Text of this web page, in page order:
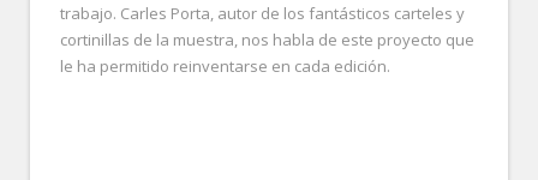
trabajo. Carles Porta, autor de los fantásticos carteles y
cortinillas de la muestra, nos habla de este proyecto que
le ha permitido reinventarse en cada edición.